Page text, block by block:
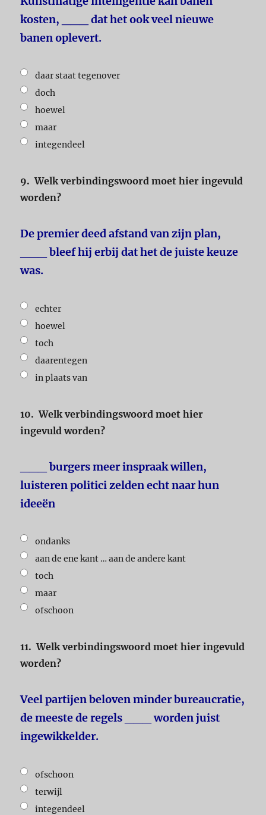
kosten, ___ dat het ook veel nieuwe
banen oplevert.
daar staat tegenover
doch
hoewel
maar
integendeel
9. Welk verbindingswoord moet hier ingevuld
worden?
De premier deed afstand van zijn plan,
___ bleef hij erbij dat het de juiste keuze
was.
echter
hoewel
toch
daarentegen
in plaats van
10. Welk verbindingswoord moet hier
ingevuld worden?
___ burgers meer inspraak willen,
luisteren politici zelden echt naar hun
ideeën
ondanks
aan de ene kant … aan de andere kant
toch
maar
ofschoon
11. Welk verbindingswoord moet hier ingevuld
worden?
Veel partijen beloven minder bureaucratie,
de meeste de regels ___ worden juist
ingewikkelder.
ofschoon
terwijl
integendeel